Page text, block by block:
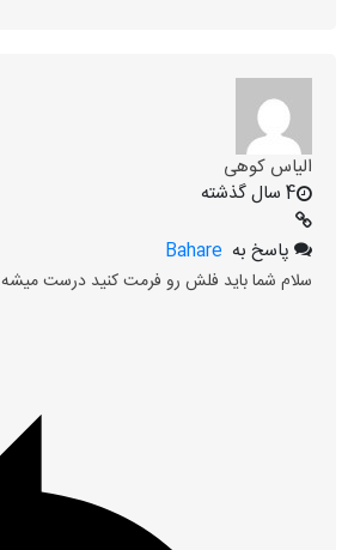
الیاس کوهی
4 سال گذشته
پاسخ به Bahare
سلام شما باید فلش رو فرمت کنید درست میشه